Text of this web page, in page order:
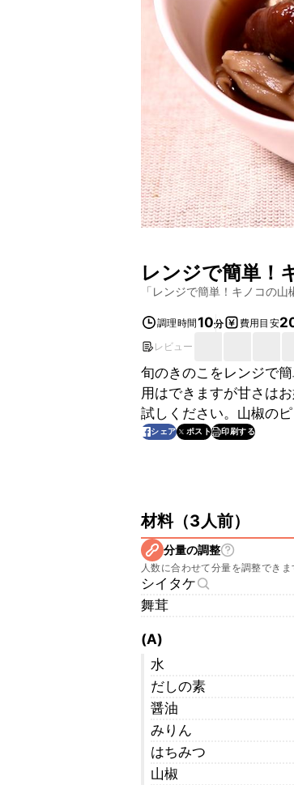
レンジで簡単！
「レンジで簡単！キノコの山
調理時間10分 費用目安
レビュー
旬のきのこをレンジで
用はできますが甘さは
試しください。山椒の
シェア ポスト 印刷する
材料（3人前）
分量の調整
人数に合わせて分量を調整でき
シイタケ
舞茸
(A)
水
だしの素
醤油
みりん
はちみつ
山椒